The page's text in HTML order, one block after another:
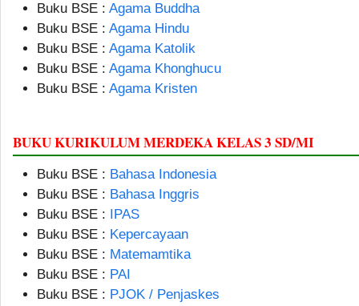
Buku BSE : Agama Buddha
Buku BSE : Agama Hindu
Buku BSE : Agama Katolik
Buku BSE : Agama Khonghucu
Buku BSE : Agama Kristen
BUKU KURIKULUM MERDEKA KELAS 3 SD/MI
Buku BSE : Bahasa Indonesia
Buku BSE : Bahasa Inggris
Buku BSE : IPAS
Buku BSE : Kepercayaan
Buku BSE : Matemamtika
Buku BSE : PAI
Buku BSE : PJOK / Penjaskes